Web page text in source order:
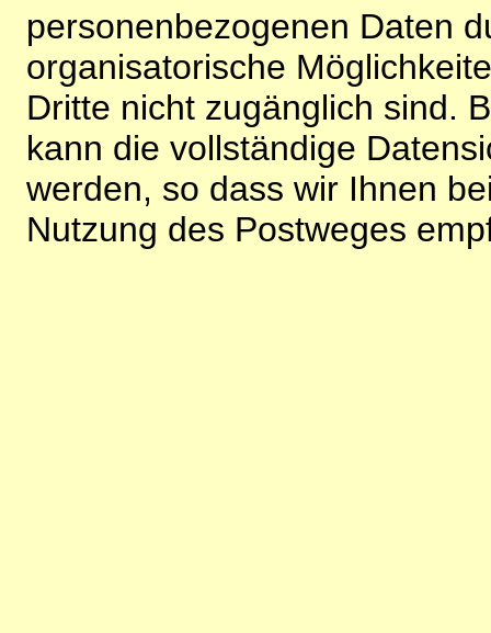
personenbezogenen Daten
organisatorische
Dritte nicht zugänglich sind.
kann die vollständige
werden, so dass wir Ihnen
Nutzung des Postweges